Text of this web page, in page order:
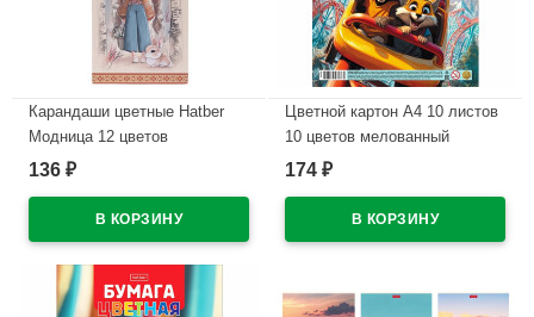
Карандаши цветные Hatber
Модница 12 цветов
заточенные трехгранные
136 ₽
Цветной картон А4 10 листов
10 цветов мелованный
двухсторонний Hatber Луна-
арт.10Кц4_36116
174 ₽